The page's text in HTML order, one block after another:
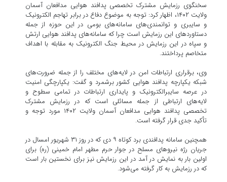
سخنگوی رزمایش مشترک تخصصی پدافند هوایی مدافعان آسمان
ولایت ۱۴۰۲، اظهار کرد: توجه به موضوع دفاع در برابر تهاجم الکترونیک
و سایبری و توانمندی‌های سامانه‌های بومی در این حوزه از جمله
دستاوردهای این رزمایش است چرا که سامانه‌های پدافند هوایی ارتش
و سپاه در این رزمایش در محیط جنگ الکترونیک به مقابله با اهداف
متخاصم پرداختند.
وی، برقراری ارتباطات امن در لایه‌های مختلف را از جمله ضرورت‌های
شبکه یکپارچه پدافند هوایی کشور برشمرد و گفت: یکپارچگی امنیت
در عرصه سایبرالکترونیک و پایداری ارتباطات در تمامی سطوح و
لایه‌های ارتباطی از جمله مسائلی است که در رزمایش مشترک
تخصصی پدافند هوایی مدافعان آسمان ولایت ۱۴۰۲ مورد توجه و
تأکید جدی قرار گرفته است.
همچنین سامانه پدافندی برد کوتاه ۹ دی که در روز ۳۱ شهریور امسال در
جریان رژه نیروهای مسلح در جوار حرم مطهر امام خمینی (ره) برای
اولین بار به نمایش در آمد در این رزمایش نیز برای نخستین بار است
که در رزمایش به کار گرفته می‌شود.